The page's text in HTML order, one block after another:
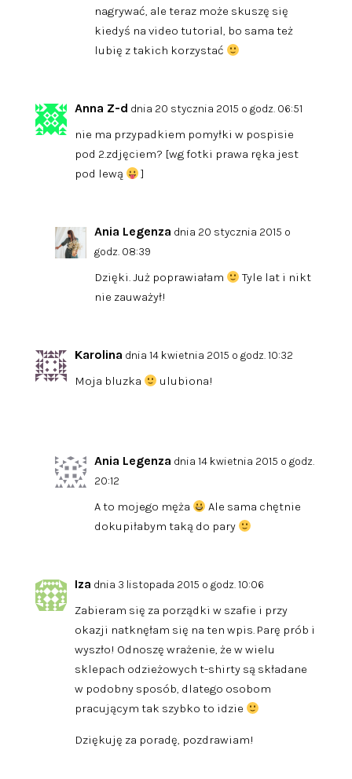
nagrywać, ale teraz może skuszę się
kiedyś na video tutorial, bo sama też
lubię z takich korzystać
Anna Z-d dnia 20 stycznia 2015 o godz. 06:51
nie ma przypadkiem pomyłki w pospisie
pod 2.zdjęciem? [wg fotki prawa ręka jest
pod lewą
]
Ania Legenza dnia 20 stycznia 2015 o
godz. 08:39
Dzięki. Już poprawiałam
Tyle lat i nikt
nie zauważył!
Karolina dnia 14 kwietnia 2015 o godz. 10:32
Moja bluzka ulubiona!
Ania Legenza dnia 14 kwietnia 2015 o godz.
20:12
A to mojego męża
Ale sama chętnie
dokupiłabym taką do pary
Iza dnia 3 listopada 2015 o godz. 10:06
Zabieram się za porządki w szafie i przy
okazji natknęłam się na ten wpis. Parę prób i
wyszło! Odnoszę wrażenie, że w wielu
sklepach odzieżowych t-shirty są składane
w podobny sposób, dlatego osobom
pracującym tak szybko to idzie
Dziękuję za poradę, pozdrawiam!